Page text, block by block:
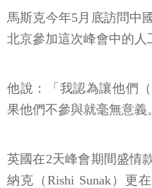
馬斯克今年5月底訪問中
北京參加這次峰會中的人
他說：「我認為讓他們
果他們不參與就毫無意義
英國在2天峰會期間盛情
納克（Rishi Sunak）更